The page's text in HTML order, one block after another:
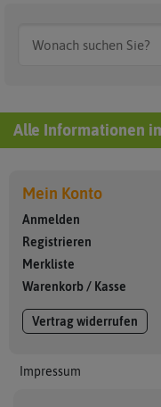
Alle Informationen
Mein Konto
Anmelden
Registrieren
Merkliste
Warenkorb / Kasse
Vertrag widerrufen
Impressum